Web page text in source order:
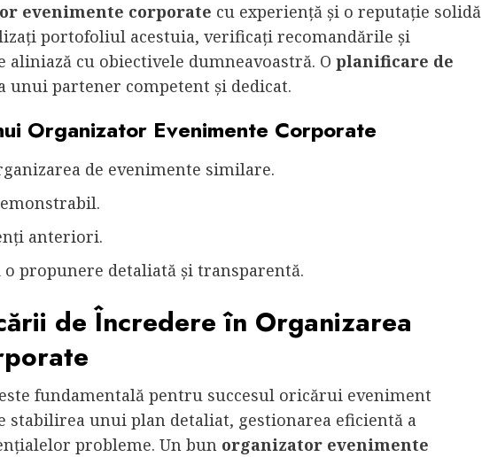
evenimente corporate cu experiență și o reputație solidă
portofoliul acestuia, verificați recomandările și
cu obiectivele dumneavoastră. O planificare de
unui partener competent și dedicat.
Organizator Evenimente Corporate
de evenimente similare.
anteriori.
propunere detaliată și transparentă.
de Încredere în Organizarea
este fundamentală pentru succesul oricărui eveniment
stabilirea unui plan detaliat, gestionarea eficientă a
probleme. Un bun organizator evenimente